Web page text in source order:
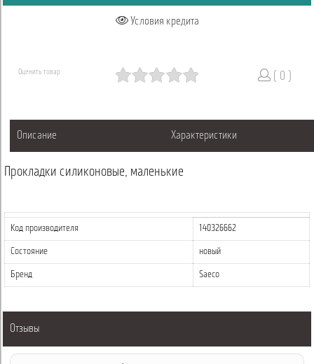
Условия кредита
Оценить товар ( 0 )
Описание Характеристики
Прокладки силиконовые, маленькие
Код производителя 140326662
Состояние новый
Бренд Saeco
Отзывы